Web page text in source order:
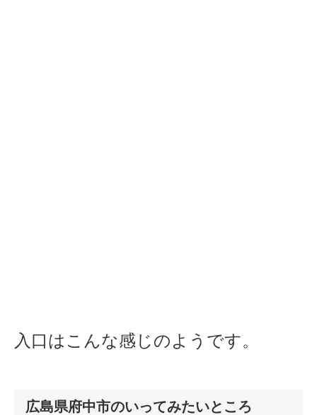
入口はこんな感じのようです。
広島県府中市のいってみたいところ